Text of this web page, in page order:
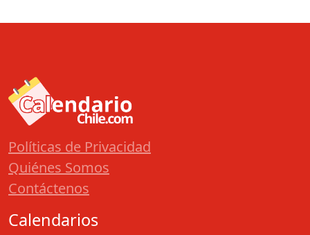
Políticas de Privacidad
Quiénes Somos
Contáctenos
Calendarios